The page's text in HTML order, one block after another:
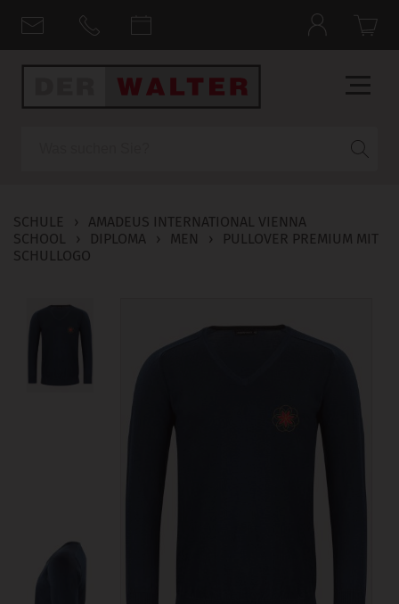
SCHULE ›
AMADEUS INTERNATIONAL VIENNA
SCHOOL
› DIPLOMA › MEN ›
PULLOVER PREMIUM MIT
SCHULLOGO